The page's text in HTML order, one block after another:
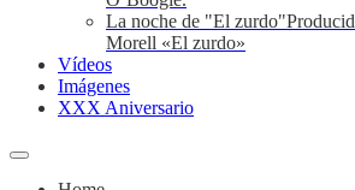
La noche de "El zurdo"
Morell «El zurdo»
Vídeos
Imágenes
XXX Aniversario